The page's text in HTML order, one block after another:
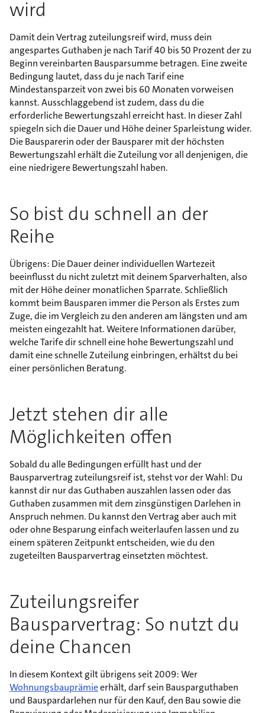
wird
Damit dein Vertrag zuteilungsreif wird, muss dein
angespartes Guthaben je nach Tarif 40 bis 50 Prozent der zu
Beginn vereinbarten Bausparsumme betragen. Eine zweite
Bedingung lautet, dass du je nach Tarif eine
Mindestansparzeit von zwei bis 60 Monaten vorweisen
kannst. Ausschlaggebend ist zudem, dass du die
erforderliche Bewertungszahl erreicht hast. In dieser Zahl
spiegeln sich die Dauer und Höhe deiner Sparleistung wider.
Die Bausparerin oder der Bausparer mit der höchsten
Bewertungszahl erhält die Zuteilung vor all denjenigen, die
eine niedrigere Bewertungszahl haben.
So bist du schnell an der
Reihe
Übrigens: Die Dauer deiner individuellen Wartezeit
beeinflusst du nicht zuletzt mit deinem Sparverhalten, also
mit der Höhe deiner monatlichen Sparrate. Schließlich
kommt beim Bausparen immer die Person als Erstes zum
Zuge, die im Vergleich zu den anderen am längsten und am
meisten eingezahlt hat. Weitere Informationen darüber,
welche Tarife dir schnell eine hohe Bewertungszahl und
damit eine schnelle Zuteilung einbringen, erhältst du bei
einer persönlichen Beratung.
Jetzt stehen dir alle
Möglichkeiten offen
Sobald du alle Bedingungen erfüllt hast und der
Bausparvertrag zuteilungsreif ist, stehst vor der Wahl: Du
kannst dir nur das Guthaben auszahlen lassen oder das
Guthaben zusammen mit dem zinsgünstigen Darlehen in
Anspruch nehmen. Du kannst den Vertrag aber auch mit
oder ohne Besparung einfach weiterlaufen lassen und zu
einem späteren Zeitpunkt entscheiden, wie du den
zugeteilten Bausparvertrag einsetzten möchtest.
Zuteilungsreifer
Bausparvertrag: So nutzt du
deine Chancen
In diesem Kontext gilt übrigens seit 2009: Wer
Wohnungsbauprämieerhält, darf sein Bausparguthaben
und Bauspardarlehen nur für den Kauf, den Bau sowie die